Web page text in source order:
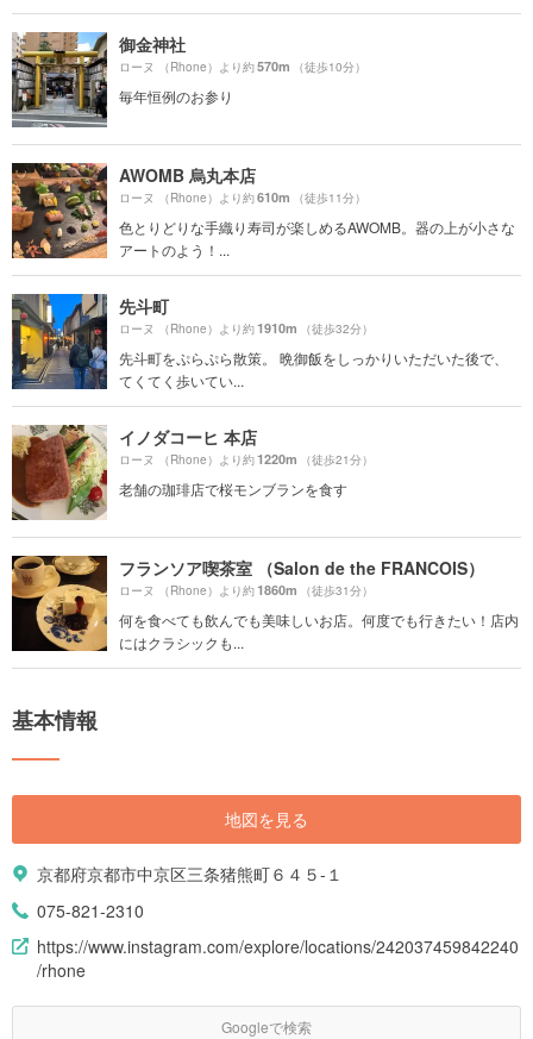
御金神社
ローヌ （Rhone）より約570m （徒歩10分）
毎年恒例のお参り
AWOMB 烏丸本店
ローヌ （Rhone）より約610m （徒歩11分）
色とりどりな手織り寿司が楽しめるAWOMB。器の上が小さな
アートのよう！...
先斗町
ローヌ （Rhone）より約1910m （徒歩32分）
先斗町をぷらぷら散策。 晩御飯をしっかりいただいた後で、
てくてく歩いてい...
イノダコーヒ 本店
ローヌ （Rhone）より約1220m （徒歩21分）
老舗の珈琲店で桜モンブランを食す
フランソア喫茶室 （Salon de the FRANCOIS）
ローヌ （Rhone）より約1860m （徒歩31分）
何を食べても飲んでも美味しいお店。何度でも行きたい！店内
にはクラシックも...
基本情報
地図を見る
京都府京都市中京区三条猪熊町６４５-１
075-821-2310
https://www.instagram.com/explore/locations/242037459842240
/rhone
Googleで検索